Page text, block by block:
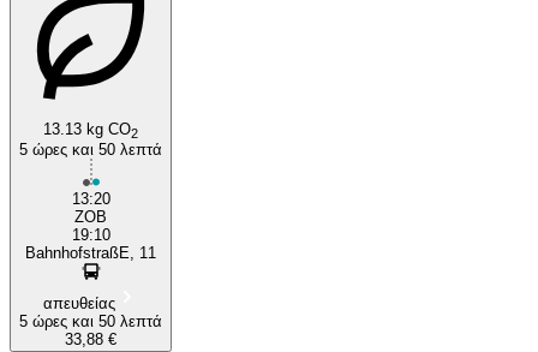
13.13 kg CO2
5 ώρες και 50 λεπτά
13:20
ZOB
19:10
BahnhofstraßE, 11
απευθείας
5 ώρες και 50 λεπτά
33,88 €